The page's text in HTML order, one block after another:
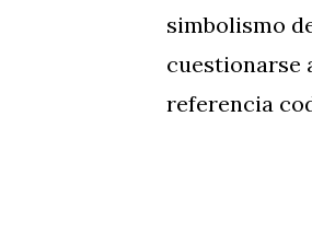
simbolismo
cuestionarse
referencia